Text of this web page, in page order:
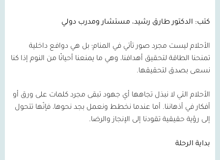
كتب: الدكتور طارق رشيد، مستشار ومدرب دولي
الأحلام ليست مجرد صور تأتي في المنام؛ بل هي دوافع داخلية
تمنحنا الطاقة لتحقيق أهدافنا، وهي ما يمنعنا أحيانًا من النوم إذا كنا
نسعى بصدق لتحقيقها.
الأحلام التي لا نبذل تجاهها أي جهود تبقى مجرد كلمات على ورق أو
أفكار في أذهاننا. أما عندما نخطط ونعمل بجد نحوها، فإنّها تتحول
إلى رؤية حقيقية تقودنا إلى الإنجاز والرضا.
بداية الرحلة